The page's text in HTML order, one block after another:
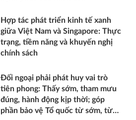
Hợp tác phát triển kinh tế xanh
giữa Việt Nam và Singapore: Thực
trạng, tiềm năng và khuyến nghị
chính sách
Đối ngoại phải phát huy vai trò
tiên phong: Thấy sớm, tham mưu
đúng, hành động kịp thời; góp
phần bảo vệ Tổ quốc từ sớm, từ